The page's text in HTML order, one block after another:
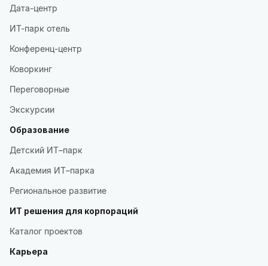
Дата-центр
ИТ-парк отель
Конференц-центр
Коворкинг
Переговорные
Экскурсии
Образование
Детский ИТ–парк
Академия ИТ–парка
Региональное развитие
ИТ решения для корпораций
Каталог проектов
Карьера